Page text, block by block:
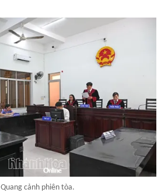
Quang cảnh phiên tòa.